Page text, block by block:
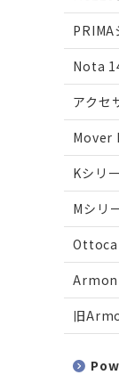
PRIMA
Nota
アクセ
Mover
Kシリ
Mシリ
旧